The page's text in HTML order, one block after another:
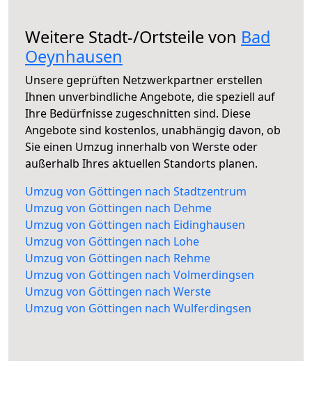
Weitere Stadt-/Ortsteile von Bad
Oeynhausen
Unsere geprüften Netzwerkpartner erstellen
Ihnen unverbindliche Angebote, die speziell auf
Ihre Bedürfnisse zugeschnitten sind. Diese
Angebote sind kostenlos, unabhängig davon, ob
Sie einen Umzug innerhalb von Werste oder
außerhalb Ihres aktuellen Standorts planen.
Umzug von Göttingen nach Stadtzentrum
Umzug von Göttingen nach Dehme
Umzug von Göttingen nach Eidinghausen
Umzug von Göttingen nach Lohe
Umzug von Göttingen nach Rehme
Umzug von Göttingen nach Volmerdingsen
Umzug von Göttingen nach Werste
Umzug von Göttingen nach Wulferdingsen